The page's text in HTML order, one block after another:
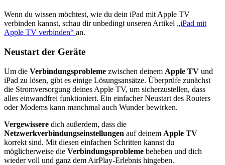
Wenn du wissen möchtest, wie du dein iPad mit Apple TV
verbinden kannst, schau dir unbedingt unseren Artikel „iPad mit
Apple TV verbinden“ an.
Neustart der Geräte
Um die Verbindungsprobleme zwischen deinem Apple TV und
iPad zu lösen, gibt es einige Lösungsansätze. Überprüfe zunächst
die Stromversorgung deines Apple TV, um sicherzustellen, dass
alles einwandfrei funktioniert. Ein einfacher Neustart des Routers
oder Modems kann manchmal auch Wunder bewirken.
Vergewissere dich außerdem, dass die
Netzwerkverbindungseinstellungen auf deinem Apple TV
korrekt sind. Mit diesen einfachen Schritten kannst du
möglicherweise die Verbindungsprobleme beheben und dich
wieder voll und ganz dem AirPlay-Erlebnis hingeben.